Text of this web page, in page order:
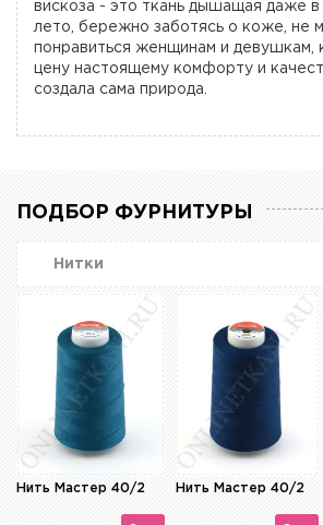
вискоза - это ткань дышащая даже в
лето, бережно заботясь о коже, не
понравиться женщинам и девушкам,
цену настоящему комфорту и
создала сама природа.
ПОДБОР ФУРНИТУРЫ
Нитки
Нить Мастер 40/2 Нить Мастер 40/2